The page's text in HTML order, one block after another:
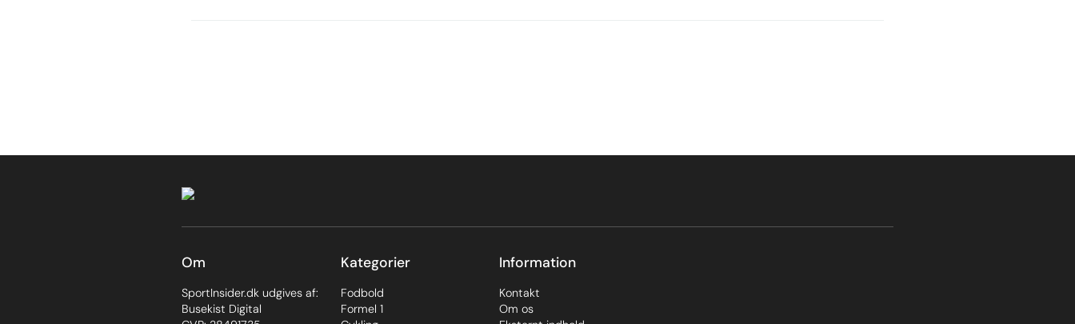
Om
SportInsider.dk udgives af:
Busekist Digital
Kategorier
Fodbold
Formel 1
Information
Kontakt
Om os